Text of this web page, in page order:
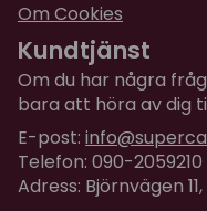
Om Cookies
Kundtjänst
Om du har några
bara att höra av dig
E-post:
Telefon: 090-2059210
Adress: Björnvägen